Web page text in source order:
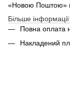
«Новою Поштою»
Більше
Повна оплата
Накладений